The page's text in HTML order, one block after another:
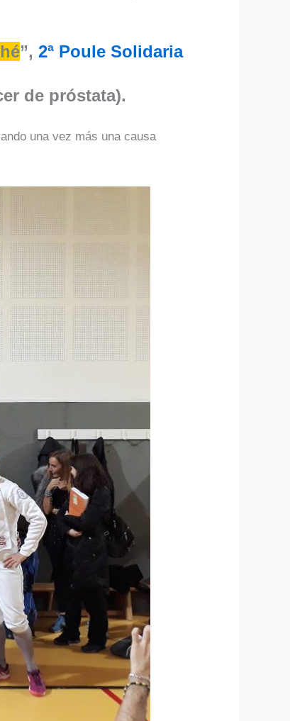
”, 2ª Poule Solidaria
de próstata).
una vez más una causa